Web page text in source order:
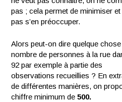
pas ; cela permet de minimiser et
pas s’en préoccuper.
Alors peut-on dire quelque
nombre de personnes à la rue
92 par exemple à partie des
observations recueillies ? En
de différentes manières, on
chiffre minimum de500.